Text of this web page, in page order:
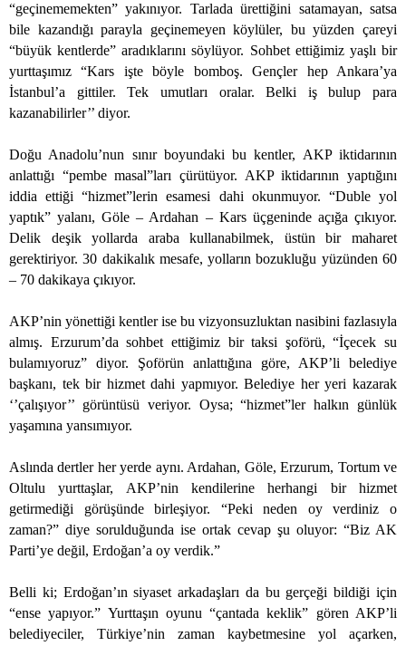
“geçinememekten” yakınıyor. Tarlada ürettiğini satamayan, satsa
bile kazandığı parayla geçinemeyen köylüler, bu yüzden çareyi
“büyük kentlerde” aradıklarını söylüyor. Sohbet ettiğimiz yaşlı bir
yurttaşımız “Kars işte böyle bomboş. Gençler hep Ankara’ya
İstanbul’a gittiler. Tek umutları oralar. Belki iş bulup para
kazanabilirler’’ diyor.
Doğu Anadolu’nun sınır boyundaki bu kentler, AKP iktidarının
anlattığı “pembe masal”ları çürütüyor. AKP iktidarının yaptığını
iddia ettiği “hizmet”lerin esamesi dahi okunmuyor. “Duble yol
yaptık” yalanı, Göle – Ardahan – Kars üçgeninde açığa çıkıyor.
Delik deşik yollarda araba kullanabilmek, üstün bir maharet
gerektiriyor. 30 dakikalık mesafe, yolların bozukluğu yüzünden 60
– 70 dakikaya çıkıyor.
AKP’nin yönettiği kentler ise bu vizyonsuzluktan nasibini fazlasıyla
almış. Erzurum’da sohbet ettiğimiz bir taksi şoförü, “İçecek su
bulamıyoruz” diyor. Şoförün anlattığına göre, AKP’li belediye
başkanı, tek bir hizmet dahi yapmıyor. Belediye her yeri kazarak
‘’çalışıyor’’ görüntüsü veriyor. Oysa; “hizmet”ler halkın günlük
yaşamına yansımıyor.
Aslında dertler her yerde aynı. Ardahan, Göle, Erzurum, Tortum ve
Oltulu yurttaşlar, AKP’nin kendilerine herhangi bir hizmet
getirmediği görüşünde birleşiyor. “Peki neden oy verdiniz o
zaman?” diye sorulduğunda ise ortak cevap şu oluyor: “Biz AK
Parti’ye değil, Erdoğan’a oy verdik.”
Belli ki; Erdoğan’ın siyaset arkadaşları da bu gerçeği bildiği için
“ense yapıyor.” Yurttaşın oyunu “çantada keklik” gören AKP’li
belediyeciler, Türkiye’nin zaman kaybetmesine yol açarken,